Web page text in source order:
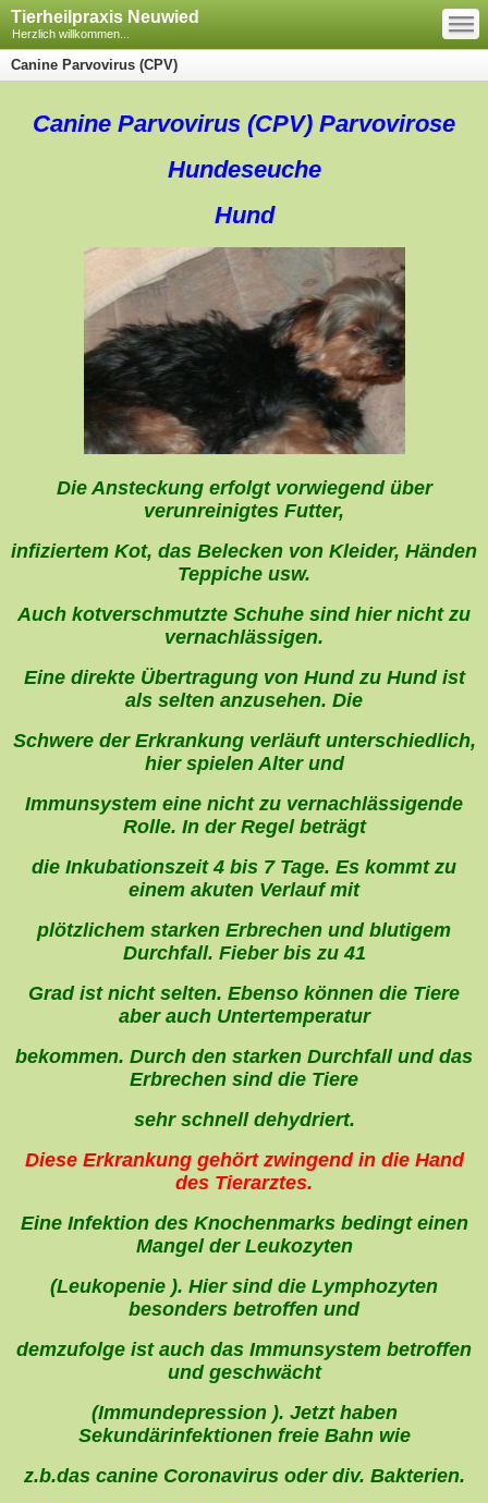
Tierheilpraxis Neuwied
Herzlich willkommen...
—
—
—
Canine Parvovirus (CPV)
Canine Parvovirus (CPV) Parvovirose
Hundeseuche
Hund
Die Ansteckung erfolgt vorwiegend über
verunreinigtes Futter,
infiziertem Kot, das Belecken von Kleider, Händen
Teppiche usw.
Auch kotverschmutzte Schuhe sind hier nicht zu
vernachlässigen.
Eine direkte Übertragung von Hund zu Hund ist
als selten anzusehen. Die
Schwere der Erkrankung verläuft unterschiedlich,
hier spielen Alter und
Immunsystem eine nicht zu vernachlässigende
Rolle. In der Regel beträgt
die Inkubationszeit 4 bis 7 Tage. Es kommt zu
einem akuten Verlauf mit
plötzlichem starken Erbrechen und blutigem
Durchfall. Fieber bis zu 41
Grad ist nicht selten. Ebenso können die Tiere
aber auch Untertemperatur
bekommen. Durch den starken Durchfall und das
Erbrechen sind die Tiere
sehr schnell dehydriert.
Diese Erkrankung gehört zwingend in die Hand
des Tierarztes.
Eine Infektion des Knochenmarks bedingt einen
Mangel der Leukozyten
(Leukopenie ). Hier sind die Lymphozyten
besonders betroffen und
demzufolge ist auch das Immunsystem betroffen
und geschwächt
(Immundepression ). Jetzt haben
Sekundärinfektionen freie Bahn wie
z.b.das canine Coronavirus oder div. Bakterien.